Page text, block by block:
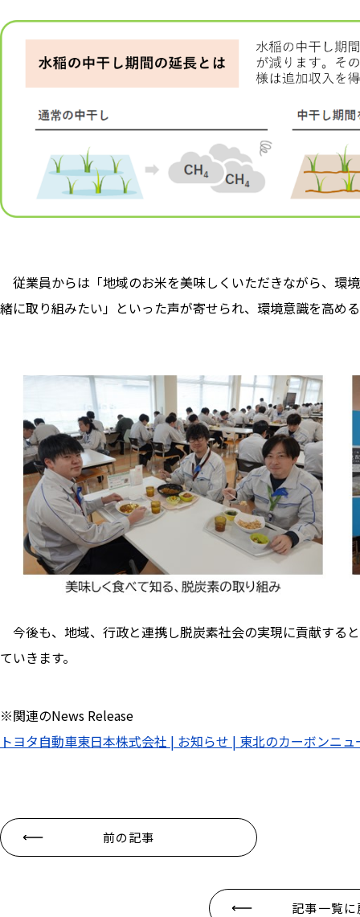
従業員からは「地域のお米を美味しくいただきながら、環
緒に取り組みたい」といった声が寄せられ、環境意識を高め
今後も、地域、行政と連携し脱炭素社会の実現に貢献する
ていきます。
※関連のNews Release
トヨタ自動車東日本株式会社 | お知らせ | 東北のカーボンニ
前の記事
記事一覧